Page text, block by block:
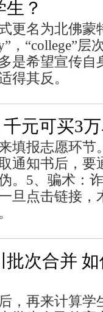
？
更名为北佛蒙
，“college”层
是希望宣传自
得其反。
元可买3
填报志愿环节
通知书后，要
。5、骗术：
旦点击链接，
次合并
，再来计算学